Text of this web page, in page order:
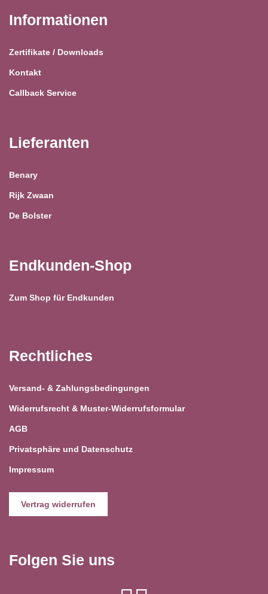
Informationen
Zertifikate / Downloads
Kontakt
Callback Service
Lieferanten
Benary
Rijk Zwaan
De Bolster
Endkunden-Shop
Zum Shop für Endkunden
Rechtliches
Versand- & Zahlungsbedingungen
Widerrufsrecht & Muster-Widerrufsformular
AGB
Privatsphäre und Datenschutz
Impressum
Vertrag widerrufen
Folgen Sie uns